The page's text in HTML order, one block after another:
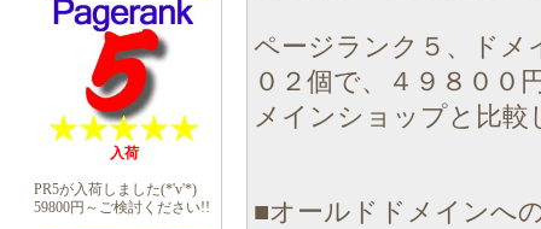
入荷
PR5が入荷しました(*'v'*)
59800円～ご検討ください!!
ページランク５、ドメ
０２個で、４９８００
メインショップと比較
■オールドドメインへ